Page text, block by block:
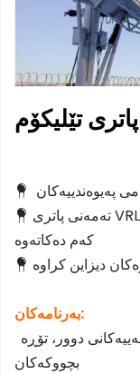
تێلیکۆم
 پەیوەندییەکان
 تەمەنی پاتری VRLA درێژ دەکاتەوە، مەترسییەکانی پچڕان
کەم دەکاتەوە
 دیزاین کراوە
بەرنامەکان:
بچووکەکان